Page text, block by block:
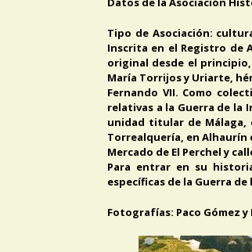
Tipo de Asociación:
Inscrita en el Registro de
original desde el
María Torrijos y Uriarte,
Fernando VII. Como
relativas a la Guerra de la
unidad titular de Málaga,
Torrealquería, en Alhaurín
Mercado de El Perchel y
Para entrar en su
específicas de la Guerra
Fotografías: Paco Gómez y